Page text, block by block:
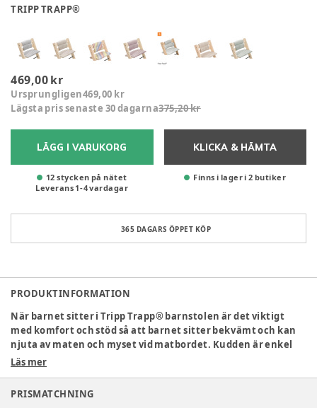
TRIPP TRAPP®
469,00 kr
Ursprungligen469,00 kr
Lägsta pris senaste 30 dagarna375,20 kr
LÄGG I VARUKORG
12 stycken på nätet
Leverans 1-4vardagar
KLICKA & HÄMTA
Finns i lager i 2 butiker
365 DAGARS ÖPPET KÖP
PRODUKTINFORMATION
När barnet sitter i Tripp Trapp® barnstolen är det viktigt
med komfort och stöd så att barnet sitter bekvämt och kan
njuta av maten och myset vid matbordet. Kudden är enkel
att montera på barnstolen och kan lätt tas av om den
material, vilket gör den vattenavvisande, så om det spills
Läs mer
PRISMATCHNING